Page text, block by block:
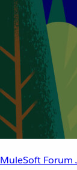
MuleSoft Forum